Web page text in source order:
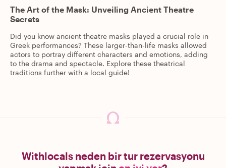
The Art of the Mask: Unveiling Ancient Theatre
Secrets
Did you know ancient theatre masks played a crucial role in
Greek performances? These larger-than-life masks allowed
actors to portray different characters and emotions, adding
to the drama and spectacle. Explore these theatrical
traditions further with a local guide!
Withlocals neden bir tur rezervasyonu